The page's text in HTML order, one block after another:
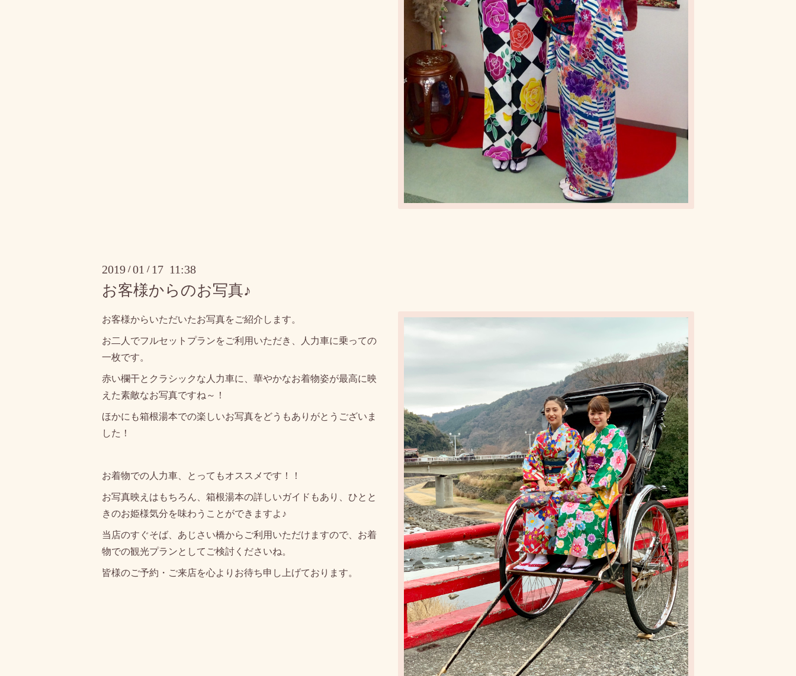
2019 /01 / 17 11:38
お客様からのお写真♪
お客様からいただいたお写真をご紹介します。
お二人でフルセットプランをご利用いただき、人力車に乗っての
一枚です。
赤い欄干とクラシックな人力車に、華やかなお着物姿が最高に映
えた素敵なお写真ですね～！
ほかにも箱根湯本での楽しいお写真をどうもありがとうございま
した！
お着物での人力車、とってもオススメです！！
お写真映えはもちろん、箱根湯本の詳しいガイドもあり、ひとと
きのお姫様気分を味わうことができますよ♪
当店のすぐそば、あじさい橋からご利用いただけますので、お着
物での観光プランとしてご検討くださいね。
皆様のご予約・ご来店を心よりお待ち申し上げております。